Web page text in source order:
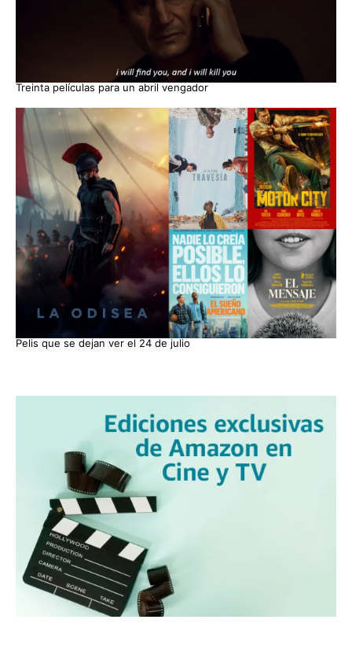
Treinta películas para un abril vengador
Pelis que se dejan ver el 24 de julio